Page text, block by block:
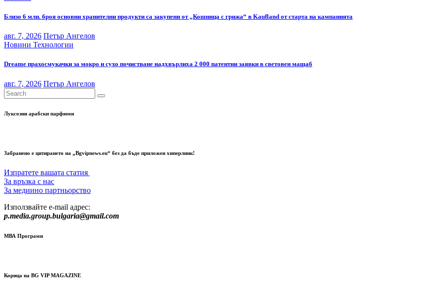
Близо 6 млн. броя основни хранителни продукти са закупени от „Кошница с грижа“ в Kaufland от старта на кампанията
авг. 7, 2026 Петър Ангелов
Новини Технологии
Dreame прахосмукачки за мокро и сухо почистване надхвърлиха 2 000 патентни заявки в световен мащаб
авг. 7, 2026 Петър Ангелов
Луксозни арабски парфюми
Забранено е цитирането на „Bgvipnews.eu“ без да бъде приложен хиперлинк!
Изпратете вашата статия
За връзка с нас
За медиино партньорство
Използвайте e-mail адрес:
p.media.group.bulgaria@gmail.com
МВА Програми
Корица на BG VIP MAGAZINE